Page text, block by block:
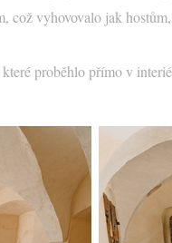
což vyhovovalo jak
proběhlo přímo v